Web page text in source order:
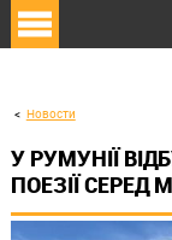
Новости
У РУМУНІЇ
ПОЕЗІЇ СЕРЕД